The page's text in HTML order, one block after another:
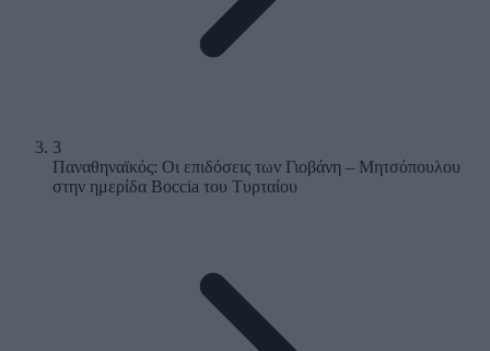
3
Παναθηναϊκός: Οι επιδόσεις των Γιοβάνη – Μητσόπουλου
στην ημερίδα Boccia του Τυρταίου